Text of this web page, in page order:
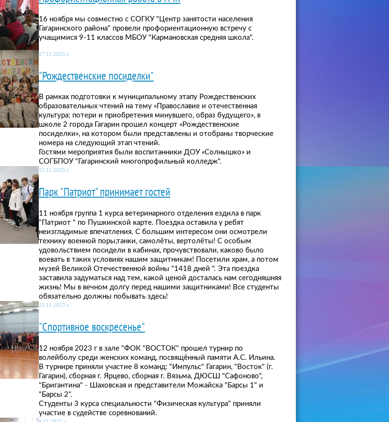
16 ноября мы совместно с СОГКУ "Центр занятости населения
Гагаринского района" провели профориентационную встречу с
учащимися 9-11 классов МБОУ "Кармановская средняя школа".
17.11.2023 г.
"Рождественские посиделки"
В рамках подготовки к муниципальному этапу Рождественских
образовательных чтений на тему «Православие и отечественная
культура: потери и приобретения минувшего, образ будущего», в
школе 2 города Гагарин прошел концерт «Рождественские
посиделки», на котором были представлены и отобраны творческие
номера на следующий этап чтений.
Гостями мероприятия были воспитанники ДОУ «Солнышко» и
СОГБПОУ "Гагаринский многопрофильный колледж".
15.11.2023 г.
Парк "Патриот" принимает гостей
11 ноября группа 1 курса ветеринарного отделения ездила в парк
"Патриот " по Пушкинской карте. Поездка оставила у ребят
неизгладимые впечатления. С большим интересом они осмотрели
технику военной поры,танки, самолёты, вертолёты! С особым
удовольствием посидели в кабинах, прочувствовали, каково было
воевать в таких условиях нашим защитникам! Посетили храм, а потом
музей Великой Отечественной войны "1418 дней ". Эта поездка
заставила задуматься над тем, какой ценой досталась нам сегодняшняя
жизнь! Мы в вечном долгу перед нашими защитниками! Все студенты
обязательно должны побывать здесь!
13.11.2023 г.
"Спортивное воскресенье"
12 ноября 2023 г в зале "ФОК "ВОСТОК" прошел турнир по
волейболу среди женских команд, посвящённый памяти А.С. Ильина.
В турнире приняли участие 8 команд: "Импульс" Гагарин, "Восток" (г.
Гагарин), сборная г. Ярцево, сборная г. Вязьма, ДЮСШ "Сафоново",
"Бригантина" - Шаховская и представители Можайска "Барсы 1" и
"Барсы 2".
Студенты 3 курса специальности "Физическая культура" приняли
участие в судействе соревнований.